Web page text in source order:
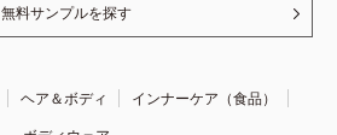
無料サンプルを探す
ヘア＆ボディ
インナーケア（食品）